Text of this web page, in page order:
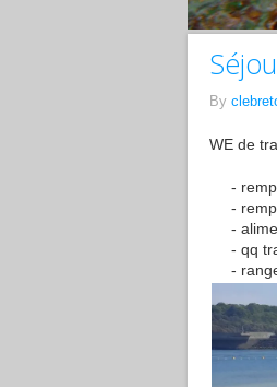
By
WE de
qq